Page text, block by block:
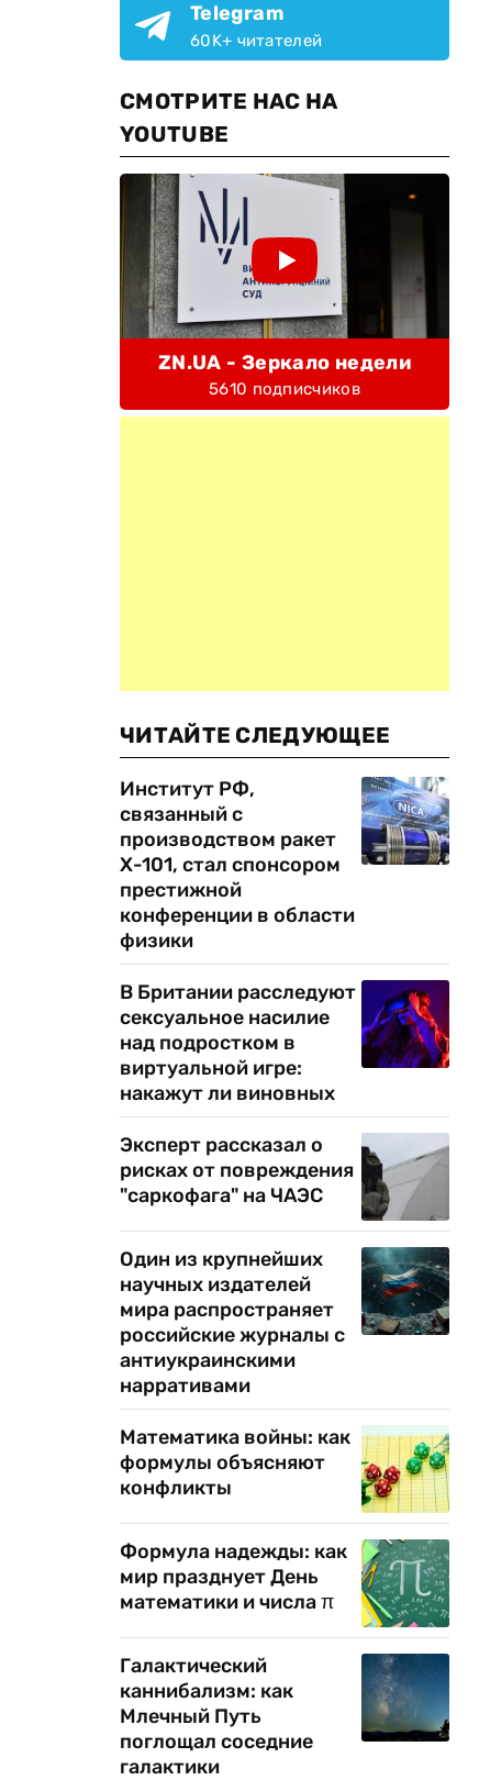
Telegram
60K+ читателей
СМОТРИТЕ НАС НА
YOUTUBE
ZN.UA - Зеркало недели
5610 подписчиков
ЧИТАЙТЕ СЛЕДУЮЩЕЕ
Институт РФ,
связанный с
производством ракет
Х-101, стал спонсором
престижной
конференции в области
физики
В Британии расследуют
сексуальное насилие
над подростком в
виртуальной игре:
накажут ли виновных
Эксперт рассказал о
рисках от повреждения
"саркофага" на ЧАЭС
Один из крупнейших
научных издателей
мира распространяет
российские журналы с
антиукраинскими
нарративами
Математика войны: как
формулы объясняют
конфликты
Формула надежды: как
мир празднует День
математики и числа π
Галактический
каннибализм: как
Млечный Путь
поглощал соседние
галактики